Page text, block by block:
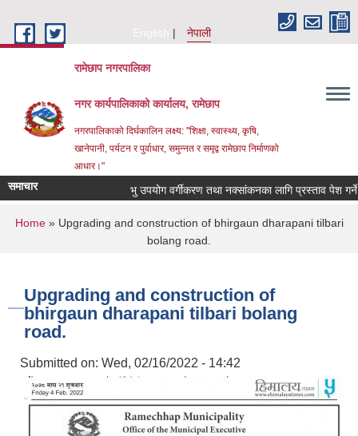
English
नेपाली
रामेछाप नगरपालिका
नगर कार्यपालिकाको कार्यालय, रामेछाप
नगरपालिकाको दिर्घकालिन लक्ष्य: "शिक्षा, स्वास्थ्य, कृषि,
खानेपानी, पर्यटन र पुर्वाधार, समुन्नत र समृद्व रामेछाप निर्माणको
आधार।"
समाचार भु उपयोग वर्गीकरण तथा नक्सांकनका लागि प्रस्ताव पेश गर्ने
You are here
Home» Upgrading and construction of bhirgaun dharapani tilbari
bolang road.
Upgrading and construction of
bhirgaun dharapani tilbari bolang
road.
Submitted on: Wed, 02/16/2022 - 14:42